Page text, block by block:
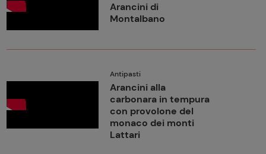
Arancini di
Montalbano
Antipasti
Arancini alla
carbonara in tempura
con provolone del
monaco dei monti
Lattari